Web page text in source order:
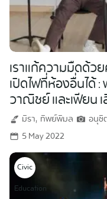
for:
เราแก้ความมืดด้ว
เปิดไฟที่ห้องอื่นได้
วาณิชย์ และเฟียน
มิรา ทิพย์พิมล
อนุชิ
5 May 2022
Civic
Education